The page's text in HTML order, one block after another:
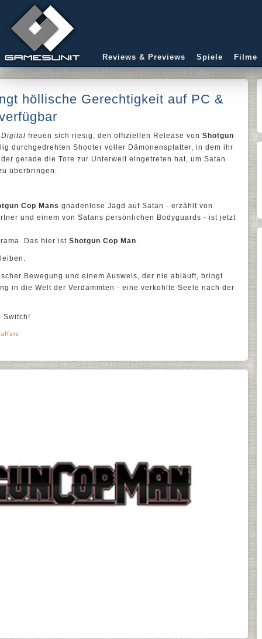
Reviews & Previews Spiele Filme
höllische Gerechtigkeit auf PC &
freuen sich riesig, den offiziellen Release von Shotgun
durchgedrehten Shooter voller Dämonensplatter, in dem ihr
gerade die Tore zur Unterwelt eingetreten hat, um Satan
überbringen.
Cop Mans gnadenlose Jagd auf Satan - erzählt von
und einem von Satans persönlichen Bodyguards - ist jetzt
Das hier ist Shotgun Cop Man.
Bewegung und einem Ausweis, der nie abläuft, bringt
in die Welt der Verdammten - eine verkohlte Seele nach der
Switch!